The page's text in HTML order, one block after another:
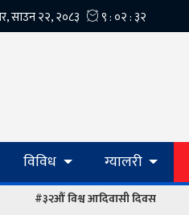
विविध ग्यालरी
#३२औं विश्व आदिवासी दिवस